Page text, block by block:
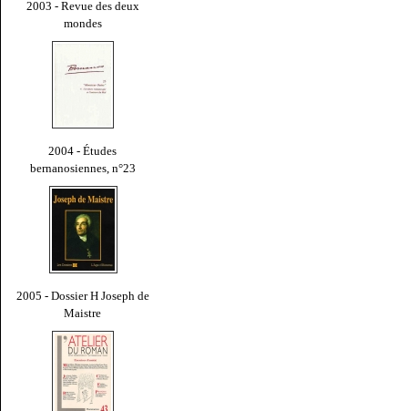
2003 - Revue des deux
mondes
2004 - Études
bernanosiennes, n°23
2005 - Dossier H Joseph de
Maistre